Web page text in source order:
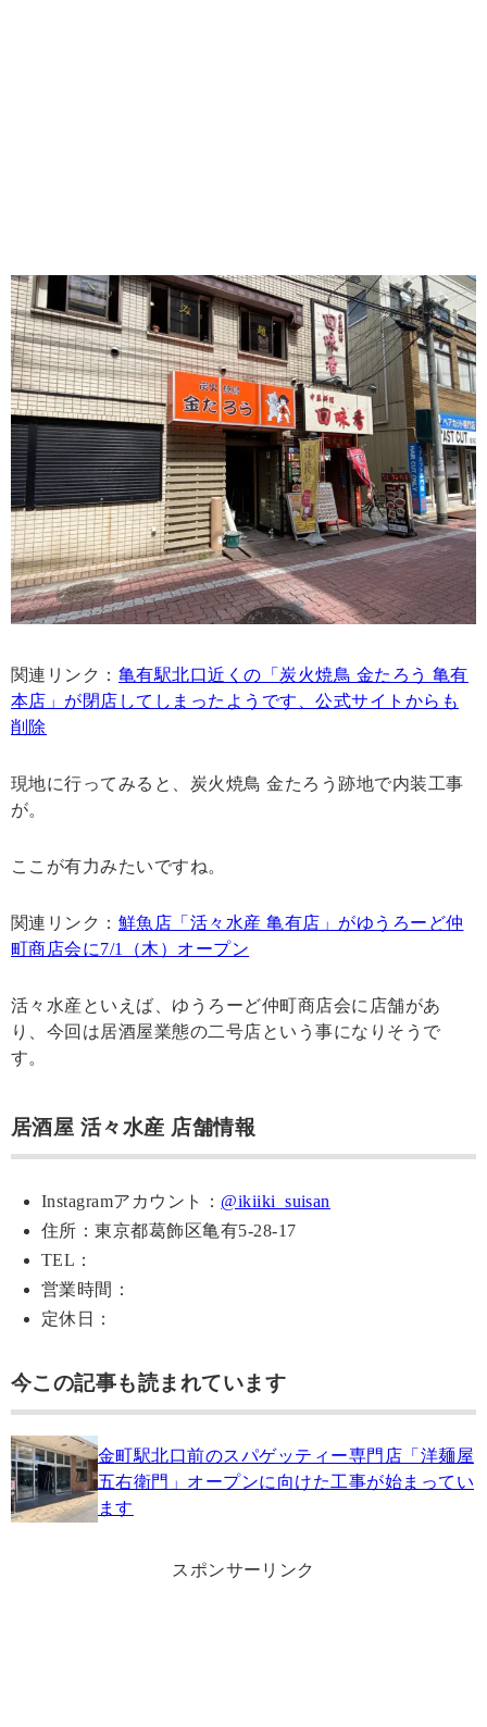
関連リンク： 亀有駅北口近くの「炭火焼鳥 金たろう 亀有
本店」が閉店してしまったようです、公式サイトからも
削除
現地に行ってみると、炭火焼鳥 金たろう跡地で内装工事
が。
ここが有力みたいですね。
関連リンク： 鮮魚店「活々水産 亀有店」がゆうろーど仲
町商店会に7/1（木）オープン
活々水産といえば、ゆうろーど仲町商店会に店舗があ
り、今回は居酒屋業態の二号店という事になりそうで
す。
居酒屋 活々水産 店舗情報
Instagramアカウント： @ikiiki_suisan
住所：東京都葛飾区亀有5-28-17
TEL：
営業時間：
定休日：
今この記事も読まれています
金町駅北口前のスパゲッティー専門店「洋麺屋
五右衛門」オープンに向けた工事が始まってい
ます
スポンサーリンク